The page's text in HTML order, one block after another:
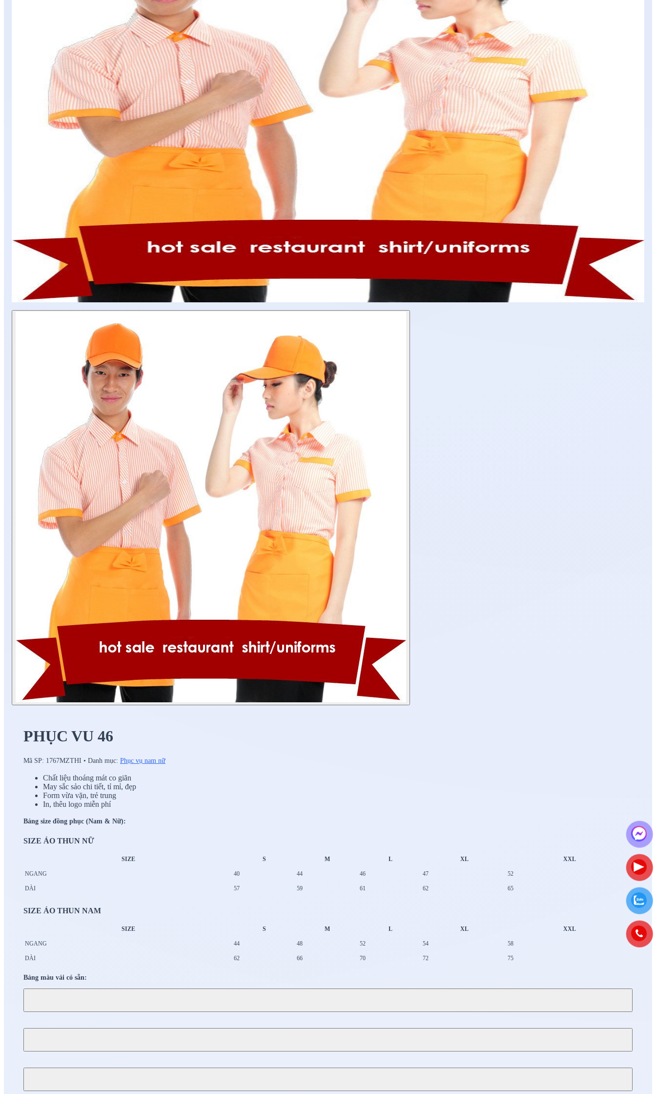
PHỤC VU 46
Mã SP: 1767MZTHI • Danh mục: Phục vụ nam nữ
Chất liệu thoáng mát co giãn
May sắc sảo chi tiết, tỉ mỉ, đẹp
Form vừa vặn, trẻ trung
In, thêu logo miễn phí
Bảng size đồng phục (Nam & Nữ):
SIZE ÁO THUN NỮ
SIZE S M L XL XXL
NGANG 40 44 46 47 52
DÀI 57 59 61 62 65
SIZE ÁO THUN NAM
SIZE S M L XL XXL
NGANG 44 48 52 54 58
DÀI 62 66 70 72 75
Bảng màu vải có sẵn: